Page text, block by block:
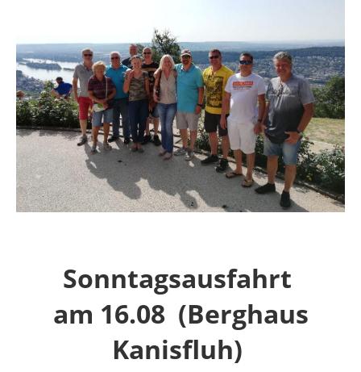
Sonntagsausfahrt
am 16.08 (Berghaus
Kanisfluh)